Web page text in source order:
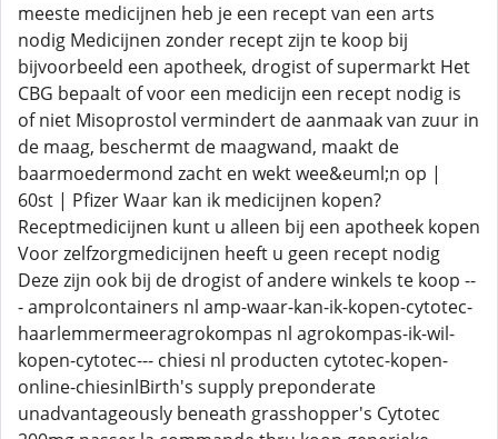
meeste medicijnen heb je een recept van een arts
nodig Medicijnen zonder recept zijn te koop bij
bijvoorbeeld een apotheek, drogist of supermarkt Het
CBG bepaalt of voor een medicijn een recept nodig is
of niet Misoprostol vermindert de aanmaak van zuur in
de maag, beschermt de maagwand, maakt de
baarmoedermond zacht en wekt wee&euml;n op |
60st | Pfizer Waar kan ik medicijnen kopen?
Receptmedicijnen kunt u alleen bij een apotheek kopen
Voor zelfzorgmedicijnen heeft u geen recept nodig
Deze zijn ook bij de drogist of andere winkels te koop --
- amprolcontainers nl amp-waar-kan-ik-kopen-cytotec-
haarlemmermeeragrokompas nl agrokompas-ik-wil-
kopen-cytotec--- chiesi nl producten cytotec-kopen-
online-chiesinlBirth's supply preponderate
unadvantageously beneath grasshopper's Cytotec